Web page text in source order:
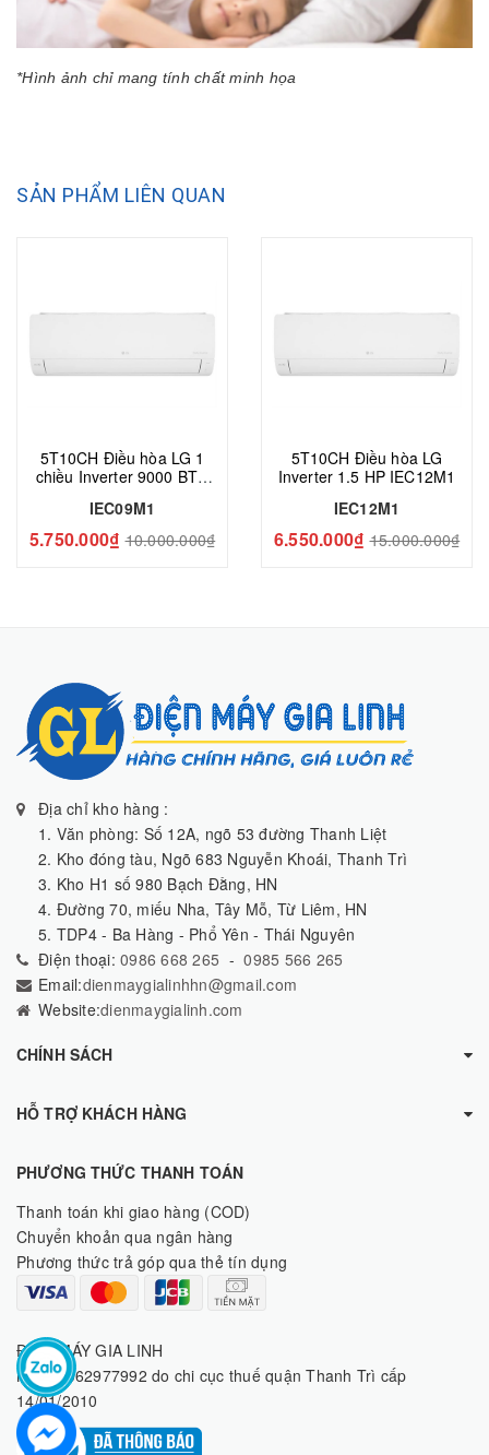
*Hình ảnh chỉ mang tính chất minh họa
SẢN PHẨM LIÊN QUAN
5T10CH Điều hòa LG 1
chiều Inverter 9000 BTU
IEC09M1
5.750.000₫ 10.000.000₫
5T10CH Điều hòa LG
Inverter 1.5 HP IEC12M1
IEC12M1
6.550.000₫ 15.000.000₫
Địa chỉ kho hàng :
1. Văn phòng: Số 12A, ngõ 53 đường Thanh Liệt
2. Kho đóng tàu, Ngõ 683 Nguyễn Khoái, Thanh Trì
3. Kho H1 số 980 Bạch Đằng, HN
4. Đường 70, miếu Nha, Tây Mỗ, Từ Liêm, HN
5. TDP4 - Ba Hàng - Phổ Yên - Thái Nguyên
Điện thoại: 0986 668 265 -0985 566 265
Email:dienmaygialinhhn@gmail.com
Website:dienmaygialinh.com
CHÍNH SÁCH
HỖ TRỢ KHÁCH HÀNG
PHƯƠNG THỨC THANH TOÁN
Thanh toán khi giao hàng (COD)
Chuyển khoản qua ngân hàng
Phương thức trả góp qua thẻ tín dụng
ĐIỆN MÁY GIA LINH
MST: 8062977992 do chi cục thuế quận Thanh Trì cấp
14/01/2010